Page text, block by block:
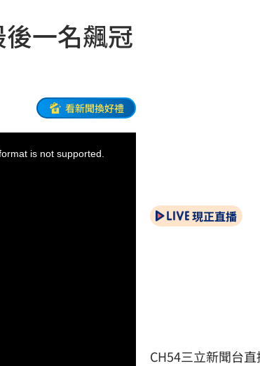
一名飆冠
看新聞換好禮
is not supported.
現正直播
CH54三立新聞台直